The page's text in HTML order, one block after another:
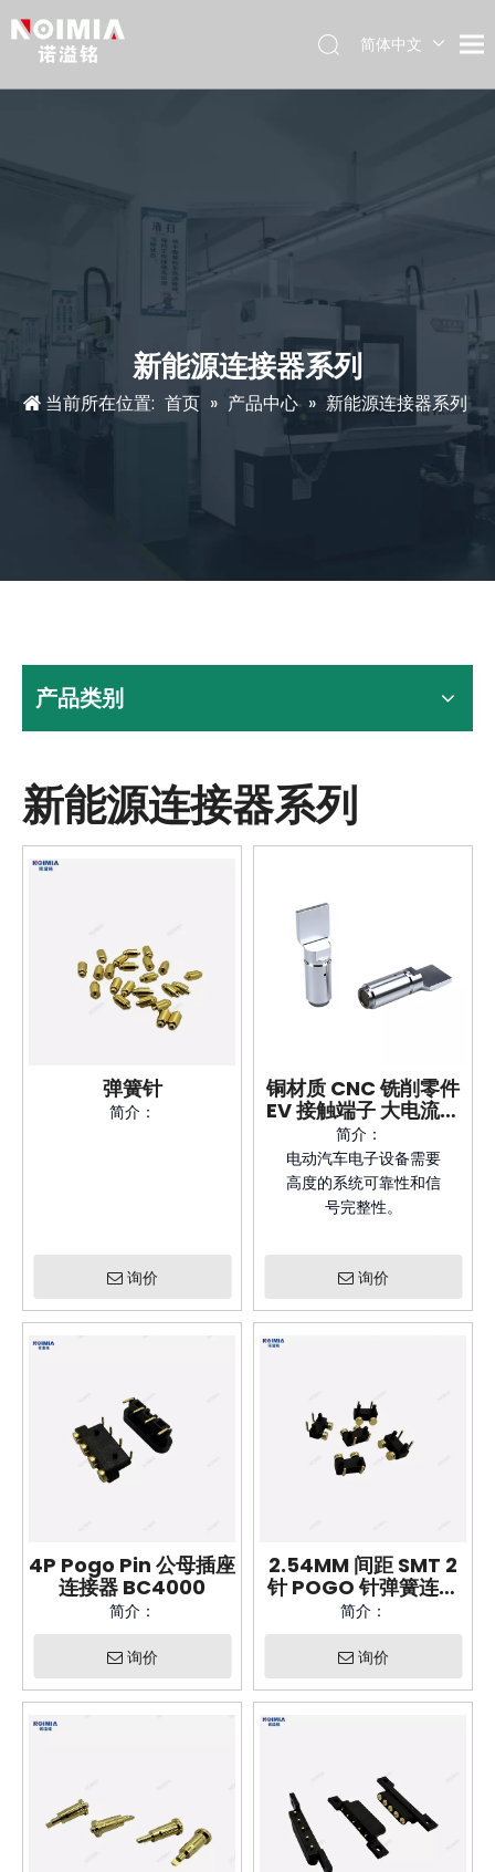
简体中文
新能源连接器系列
当前所在位置: 首页 » 产品中心 » 新能源连接器系列
产品类别
新能源连接器系列
弹簧针
简介：
询价
铜材质 CNC 铣削零件
EV 接触端子 大电流雕
刻皇冠弹簧母插座
简介：
电动汽车电子设备需要
高度的系统可靠性和信
号完整性。
询价
4P Pogo Pin 公母插座
连接器 BC4000
简介：
询价
2.54MM 间距 SMT 2
针 POGO 针弹簧连接
器 BC2005
简介：
询价